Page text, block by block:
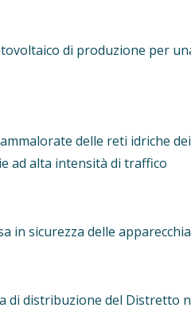
di produzione per
delle reti idriche
ad alta intensità di traffico
in sicurezza delle
di distribuzione del Distretto